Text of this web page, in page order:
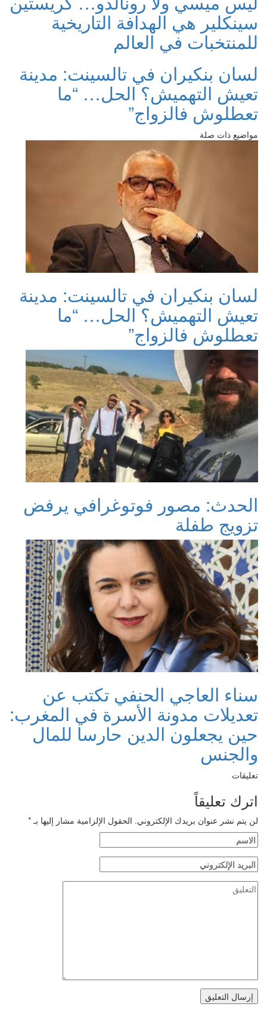
هي الهدافة التاريخية
في العالم
بنكيران في تالسينت: مدينة
التهميش؟ الحل… “ما
فالزواج”
ذات صلة
بنكيران في تالسينت: مدينة
التهميش؟ الحل… “ما
فالزواج”
مصور فوتوغرافي يرفض
طفلة
العاجي الحنفي تكتب عن
مدونة الأسرة في المغرب:
يجعلون الدين حارسا للمال
تعليقاً
يتم نشر عنوان بريدك الإلكتروني. الحقول الإلزامية مشار إليها بـ*